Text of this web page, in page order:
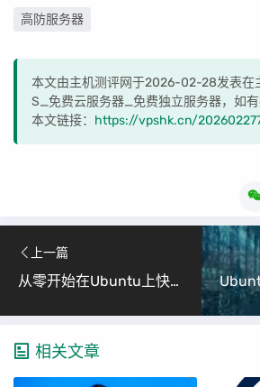
高防服务器
本文由主机测评网于2026-02-28发表在
S_免费云服务器_免费独立服务器，如有
本文链接： https://vpshk.cn/
上一篇
从零开始在Ubuntu上快速部署Docker和Dify：结合Dify+蓝耘MaaS平台打造AI应用实战指南
相关文章